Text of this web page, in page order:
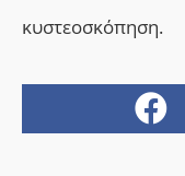
κυστεοσκόπηση.